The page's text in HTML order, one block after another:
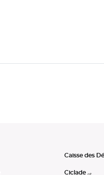
Caisse des
Ciclade